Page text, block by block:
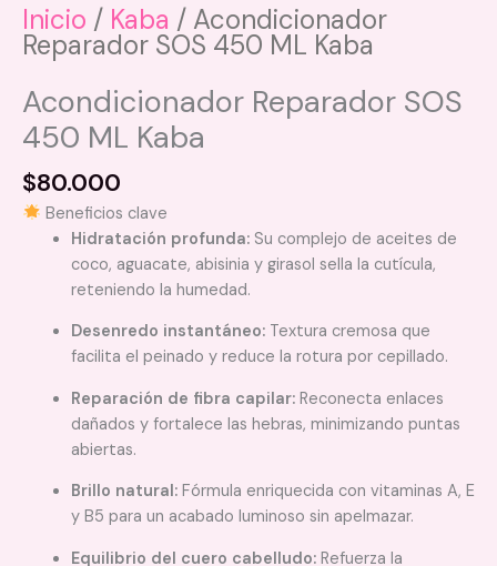
Inicio / Kaba / Acondicionador
Reparador SOS 450 ML Kaba
Acondicionador Reparador SOS
450 ML Kaba
$80.000
Beneficios clave
Hidratación profunda:Su complejo de aceites de
coco, aguacate, abisinia y girasol sella la cutícula,
reteniendo la humedad.
Desenredo instantáneo:Textura cremosa que
facilita el peinado y reduce la rotura por cepillado.
Reparación de fibra capilar:Reconecta enlaces
dañados y fortalece las hebras, minimizando puntas
abiertas.
Brillo natural:Fórmula enriquecida con vitaminas A, E
y B5 para un acabado luminoso sin apelmazar.
Equilibrio del cuero cabelludo:Refuerza la